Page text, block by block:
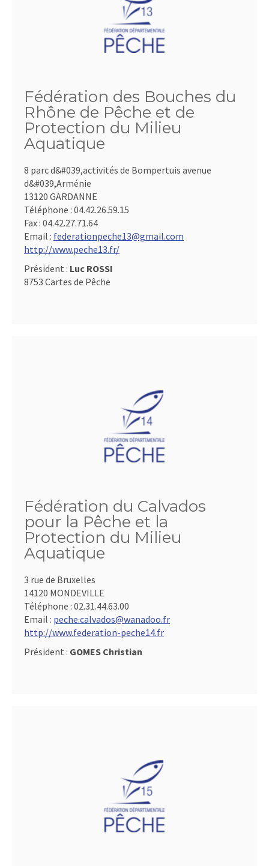
Fédération des Bouches du
Rhône de Pêche et de
Protection du Milieu
Aquatique
8 parc d&#039,activités de Bompertuis avenue
d&#039,Arménie
13120 GARDANNE
Téléphone : 04.42.26.59.15
Fax : 04.42.27.71.64
Email : federationpeche13@gmail.com
http://www.peche13.fr/
Président : Luc ROSSI
8753 Cartes de Pêche
Fédération du Calvados
pour la Pêche et la
Protection du Milieu
Aquatique
3 rue de Bruxelles
14120 MONDEVILLE
Téléphone : 02.31.44.63.00
Email : peche.calvados@wanadoo.fr
http://www.federation-peche14.fr
Président : GOMES Christian